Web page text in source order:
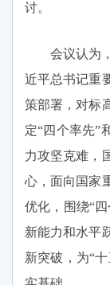
讨。
会议认为
近平总书记重
策部署，对标
定“四个率先”
力攻坚克难，
心，面向国家
优化，围绕“
新能力和水平
新突破，为“